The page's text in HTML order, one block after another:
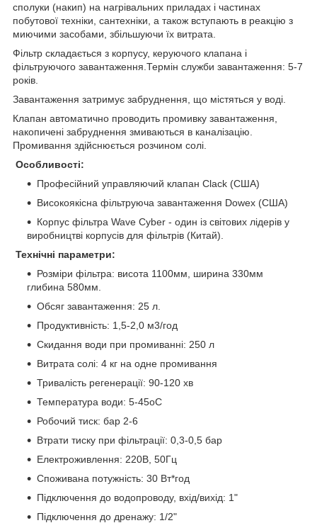
сполуки (накип) на нагрівальних приладах і частинах
побутової техніки, сантехніки, а також вступають в реакцію з
миючими засобами, збільшуючи їх витрата.
Фільтр складається з корпусу, керуючого клапана і
фільтруючого завантаження.Термін служби завантаження: 5-7
років.
Завантаження затримує забруднення, що містяться у воді.
Клапан автоматично проводить промивку завантаження,
накопичені забруднення змиваються в каналізацію.
Промивання здійснюється розчином солі.
Особливості:
Професійний управляючий клапан Clack (США)
Високоякісна фільтруюча завантаження Dowex (США)
Корпус фільтра Wave Cyber - один із світових лідерів у
виробництві корпусів для фільтрів (Китай).
Технічні параметри:
Розміри фільтра: висота 1100мм, ширина 330мм
глибина 580мм.
Обсяг завантаження: 25 л.
Продуктивність: 1,5-2,0 м3/год
Скидання води при промиванні: 250 л
Витрата солі: 4 кг на одне промивання
Тривалість регенерації: 90-120 хв
Температура води: 5-45оС
Робочий тиск: бар 2-6
Втрати тиску при фільтрації: 0,3-0,5 бар
Електроживлення: 220В, 50Гц
Споживана потужність: 30 Вт*год
Підключення до водопроводу, вхід/вихід: 1"
Підключення до дренажу: 1/2"